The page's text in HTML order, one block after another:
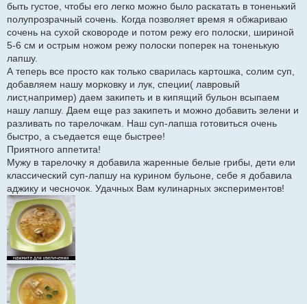
быть густое, чтобы его легко можно было раскатать в тоненький
полупрозрачный сочень. Когда позволяет время я обжариваю
сочень на сухой сковороде и потом режу его полоски, шириной
5-6 см и острым ножом режу полоски поперек на тоненькую
лапшу.
А теперь все просто как только сварилась картошка, солим суп,
добавляем нашу морковку и лук, специи( лавровый
лист,например) даем закипеть и в кипящий бульон всыпаем
нашу лапшу. Даем еще раз закипеть и можно добавить зелени и
разливать по тарелочкам. Наш суп-лапша готовиться очень
быстро, а съедается еще быстрее!
Приятного аппетита!
Мужу в тарелочку я добавила жаренные белые грибы, дети ели
классический суп-лапшу на курином бульоне, себе я добавила
аджику и чесночок. Удачных Вам кулинарных экспериментов!